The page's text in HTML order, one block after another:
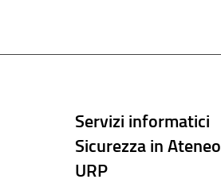
Servizi informatici
Sicurezza in Ateneo
URP